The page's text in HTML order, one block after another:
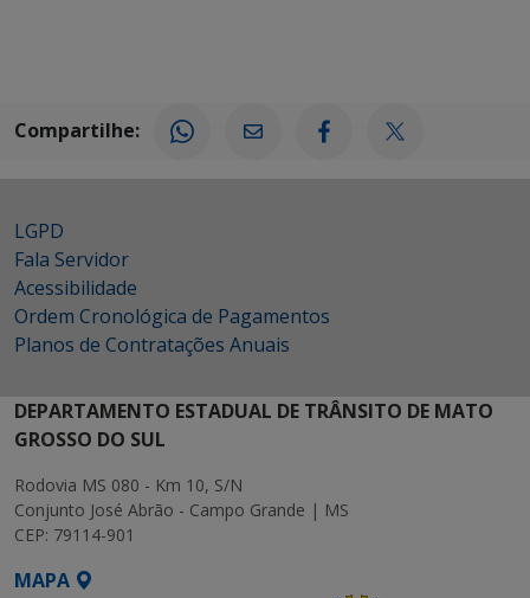
Compartilhe:
LGPD
Fala Servidor
Acessibilidade
Ordem Cronológica de Pagamentos
Planos de Contratações Anuais
DEPARTAMENTO ESTADUAL DE TRÂNSITO DE MATO
GROSSO DO SUL
Rodovia MS 080 - Km 10, S/N
Conjunto José Abrão - Campo Grande | MS
CEP: 79114-901
MAPA